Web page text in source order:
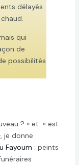
délayés
qui
de
possibilités
? » et « est-
je donne
Fayoum : peints